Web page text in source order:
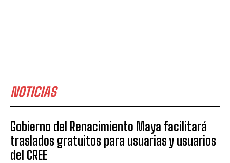
NOTICIAS
Gobierno del Renacimiento Maya facilitará
traslados gratuitos para usuarias y usuarios
del CREE